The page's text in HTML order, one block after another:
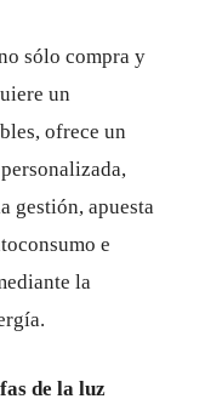
sólo compra y
un
ofrece un
gestión, apuesta
e
la
de la luz